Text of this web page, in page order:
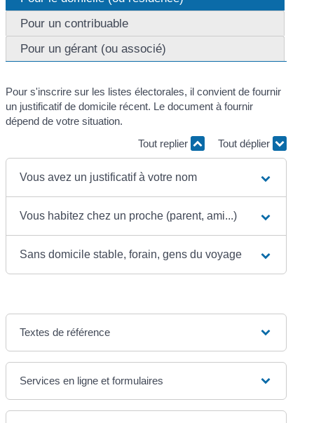
Pour un contribuable
Pour un gérant (ou associé)
Pour s'inscrire sur les listes électorales, il convient de fournir
un justificatif de domicile récent. Le document à fournir
dépend de votre situation.
Tout replier
Tout déplier
Vous avez un justificatif à votre nom
Vous habitez chez un proche (parent, ami...)
Sans domicile stable, forain, gens du voyage
Textes de référence
Services en ligne et formulaires